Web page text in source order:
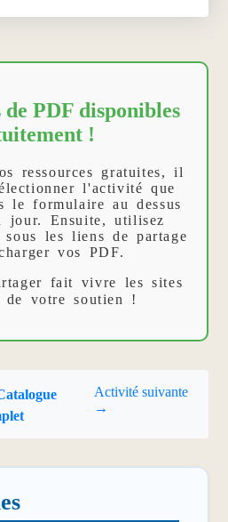
de PDF disponibles
!
ressources gratuites, il
l'activité que
le formulaire au dessus
jour. Ensuite, utilisez
les liens de partage
vos PDF.
fait vivre les sites
votre soutien !
Activité suivante
→